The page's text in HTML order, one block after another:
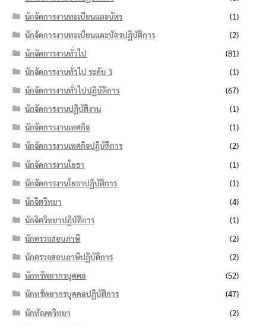
นักจัดการงานทะเบียนและบัตร
(1)
นักจัดการงานทะเบียนและบัตรปฏิบัติการ
(2)
นักจัดการงานทั่วไป
(81)
นักจัดการงานทั่วไป ระดับ 3
(1)
นักจัดการงานทั่วไปปฏิบัติการ
(67)
นักจัดการงานปฏิบัติงาน
(1)
นักจัดการงานเทศกิจ
(1)
นักจัดการงานเทศกิจปฏิบัติการ
(2)
นักจัดการงานโยธา
(1)
นักจัดการงานโยธาปฏิบัติการ
(1)
นักจิตวิทยา
(4)
นักจิตวิทยาปฏิบัติการ
(1)
นักตรวจสอบภาษี
(2)
นักตรวจสอบภาษีปฏิบัติการ
(2)
นักทรัพยากรบุคคล
(52)
นักทรัพยากรบุคคลปฏิบัติการ
(47)
นักทัณฑวิทยา
(2)